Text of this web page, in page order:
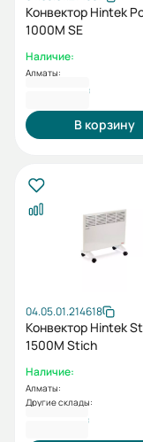
Конвектор Hintek
1000M SE
Наличие:
Алматы:
В корзину
04.05.01.214618
Конвектор Hintek
1500M Stich
Наличие:
Алматы:
Другие склады: